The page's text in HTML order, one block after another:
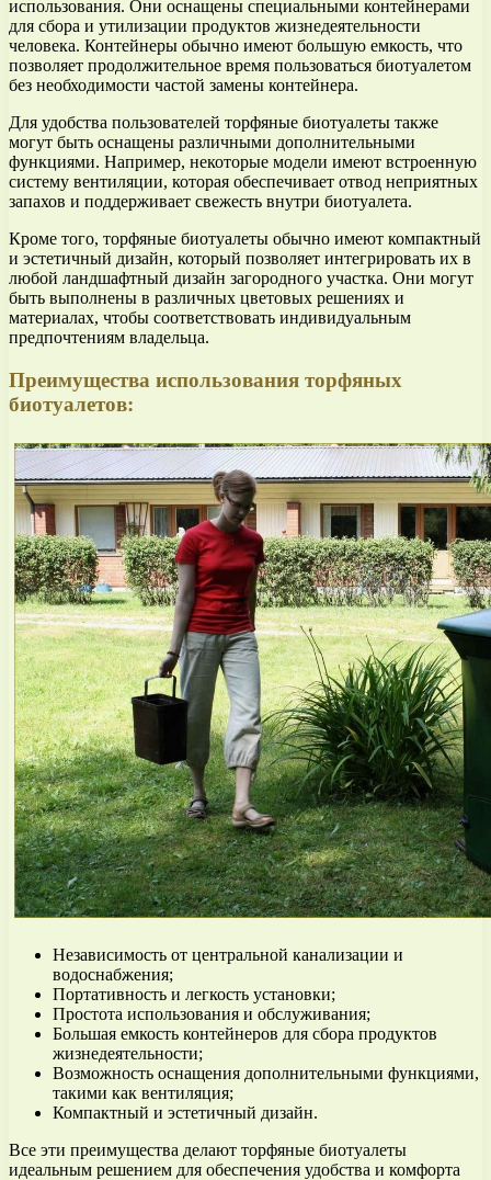
использования. Они оснащены специальными контейнерами
для сбора и утилизации продуктов жизнедеятельности
человека. Контейнеры обычно имеют большую емкость, что
позволяет продолжительное время пользоваться биотуалетом
без необходимости частой замены контейнера.
Для удобства пользователей торфяные биотуалеты также
могут быть оснащены различными дополнительными
функциями. Например, некоторые модели имеют встроенную
систему вентиляции, которая обеспечивает отвод неприятных
запахов и поддерживает свежесть внутри биотуалета.
Кроме того, торфяные биотуалеты обычно имеют компактный
и эстетичный дизайн, который позволяет интегрировать их в
любой ландшафтный дизайн загородного участка. Они могут
быть выполнены в различных цветовых решениях и
материалах, чтобы соответствовать индивидуальным
предпочтениям владельца.
Преимущества использования торфяных
биотуалетов:
Независимость от центральной канализации и
водоснабжения;
Портативность и легкость установки;
Простота использования и обслуживания;
Большая емкость контейнеров для сбора продуктов
жизнедеятельности;
Возможность оснащения дополнительными функциями,
такими как вентиляция;
Компактный и эстетичный дизайн.
Все эти преимущества делают торфяные биотуалеты
идеальным решением для обеспечения удобства и комфорта